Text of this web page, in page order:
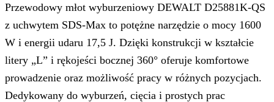
Przewodowy młot wyburzeniowy DEWALT D25881K‑QS
z uchwytem SDS‑Max to potężne narzędzie o mocy 1600
W i energii udaru 17,5 J. Dzięki konstrukcji w kształcie
litery „L” i rękojeści bocznej 360° oferuje komfortowe
prowadzenie oraz możliwość pracy w różnych pozycjach.
Dedykowany do wyburzeń, cięcia i prostych prac